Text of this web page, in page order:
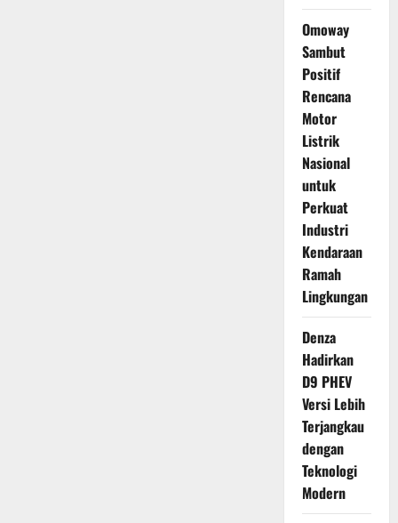
Omoway
Sambut
Positif
Rencana
Motor
Listrik
Nasional
untuk
Perkuat
Industri
Kendaraan
Ramah
Lingkungan
Denza
Hadirkan
D9 PHEV
Versi Lebih
Terjangkau
dengan
Teknologi
Modern